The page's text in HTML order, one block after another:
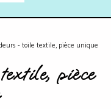
- toile textile, pièce unique
pièce